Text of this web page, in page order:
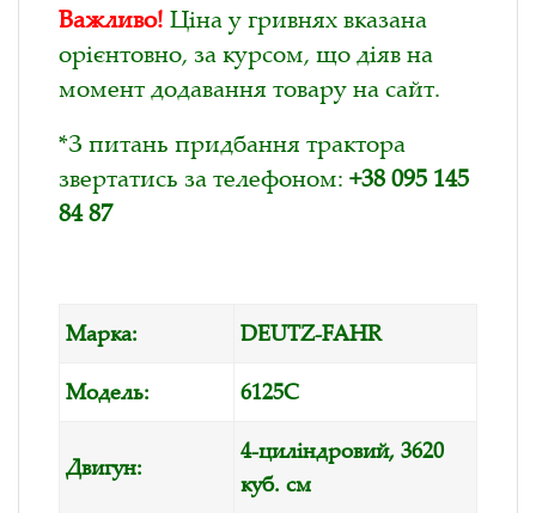
Важливо! Ціна у гривнях вказана
орієнтовно, за курсом, що діяв на
момент додавання товару на сайт.
*З питань придбання трактора
звертатись за телефоном: +38 095 145
84 87
Марка: DEUTZ-FAHR
Модель: 6125C
Двигун:
4-циліндровий, 3620
куб. см